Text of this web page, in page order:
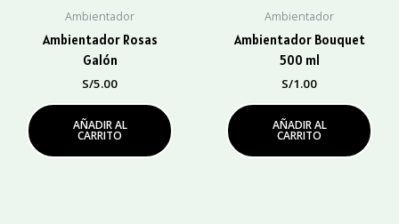
Ambientador
Ambientador Rosas
Galón
S/5.00
AÑADIR AL
CARRITO
Ambientador
Ambientador Bouquet
500 ml
S/1.00
AÑADIR AL
CARRITO